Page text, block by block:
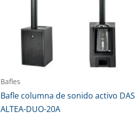
Bafles
Bafle columna de sonido activo DAS
ALTEA-DUO-20A